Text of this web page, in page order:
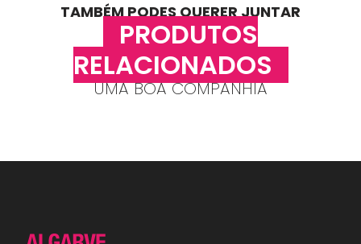
TAMBÉM PODES QUERER JUNTAR
PRODUTOS
RELACIONADOS
UMA BOA COMPANHIA